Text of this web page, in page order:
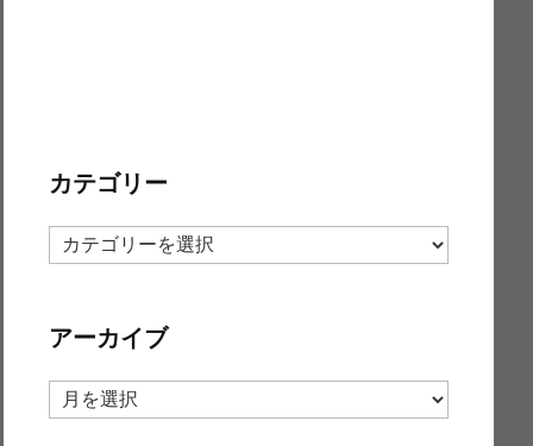
カテゴリー
カ
テ
ー
アーカイブ
ア
ー